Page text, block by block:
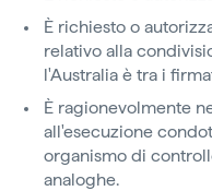
È richiesto o
relativo alla
l'Australia è tra i
È ragionevolmente
all'esecuzione
organismo di
analoghe.